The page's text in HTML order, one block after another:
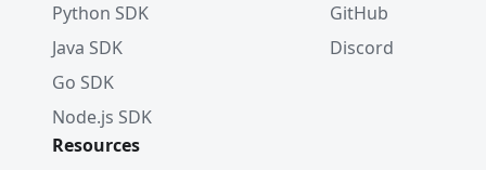
Python SDK
Java SDK
Go SDK
Node.js SDK
GitHub
Discord
Resources